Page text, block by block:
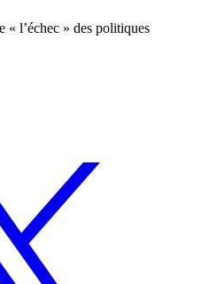
« l’échec » des politiques